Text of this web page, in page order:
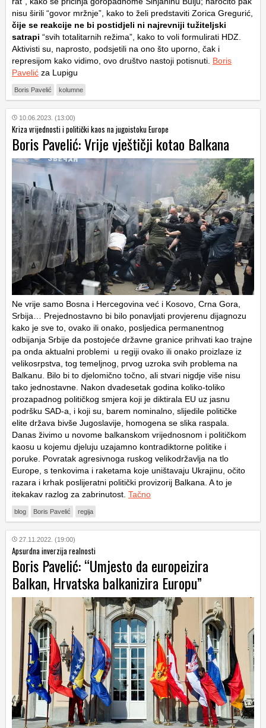
nisu širili “govor mržnje”, kako to želi predstaviti Zorica Gregurić,
čije se reakcije ne bi postidjeli ni najrevniji tužiteljski
satrapi “svih totalitarnih režima”, kako to voli formulirati HDZ.
Aktivisti su, naprosto, podsjetili na ono što uporno, čak i
represijom kako vidimo, ovo društvo nastoji potisnuti. Boris
Pavelić za Lupigu
Boris Pavelić kolumne
10.06.2023. (13:00)
Kriza vrijednosti i politički kaos na jugoistoku Europe
Boris Pavelić: Vrije vještičji kotao Balkana
Ne vrije samo Bosna i Hercegovina već i Kosovo, Crna Gora,
Srbija… Prejednostavno bi bilo ponavljati provjerenu dijagnozu
kako je sve to, ovako ili onako, posljedica permanentnog
odbijanja Srbije da postojeće državne granice prihvati kao trajne
pa onda aktualni problemi u regiji ovako ili onako proizlaze iz
velikosrpstva, tog temeljnog, prvog uzroka svih problema na
Balkanu. Bilo bi to djelomično točno, ali stvari nigdje više nisu
tako jednostavne. Nakon dvadesetak godina koliko-toliko
prozapadnog političkog smjera koji je diktirala EU uz jasnu
podršku SAD-a, i koji su, barem nominalno, slijedile političke
elite država bivše Jugoslavije, homogena se slika raspala.
Danas živimo u novome balkanskom vrijednosnom i političkom
kaosu u kojemu djeluju uzajamno kontradiktorne politike i
poruke. Povratak agresivnoga ruskog velikodržavlja na tlo
Europe, s tenkovima i raketama koje uništavaju Ukrajinu, očito
razara i krhak poslijeratni politički provizorij Balkana. A to je
itekakav razlog za zabrinutost. Tačno
blog Boris Pavelić regija
27.11.2022. (19:00)
Apsurdna inverzija realnosti
Boris Pavelić: “Umjesto da europeizira
Balkan, Hrvatska balkanizira Europu”